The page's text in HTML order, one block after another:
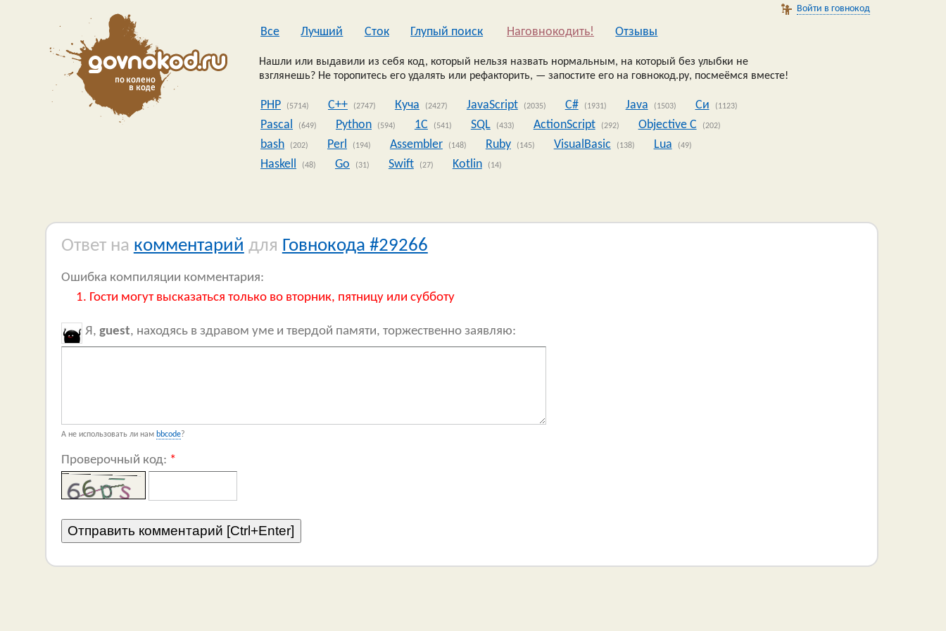
Войти в говнокод
Все Лучший Сток Глупый поиск Наговнокодить! Oтзывы
Нашли или выдавили из себя код, который нельзя назвать нормальным, на который без улыбки не
взглянешь? Не торопитесь его удалять или рефакторить, — запостите его на говнокод.ру, посмеёмся вместе!
PHP (5714) C++ (2747) Куча (2427) JavaScript (2035) C# (1931) Java (1503) Си (1123)
Pascal (649) Python (594) 1C (541) SQL (433) ActionScript (292) Objective C (202)
bash (202) Perl (194) Assembler (148) Ruby (145) VisualBasic (138) Lua (49)
Haskell (48) Go (31) Swift (27) Kotlin (14)
Ответ на комментарий для Говнокода #29266
Ошибка компиляции комментария:
Гости могут высказаться только во вторник, пятницу или субботу
Я, guest, находясь в здравом уме и твердой памяти, торжественно заявляю:
А не использовать ли нам bbcode?
Проверочный код: *